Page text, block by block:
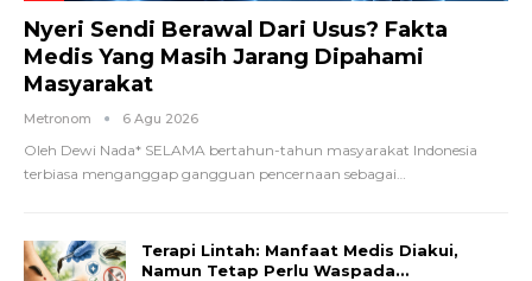
Nyeri Sendi Berawal Dari Usus? Fakta
Medis Yang Masih Jarang Dipahami
Masyarakat
Metronom 6 Agu 2026
Oleh Dewi Nada* SELAMA bertahun-tahun masyarakat Indonesia
terbiasa menganggap gangguan pencernaan sebagai
Terapi Lintah: Manfaat Medis Diakui,
Namun Tetap Perlu Waspada…